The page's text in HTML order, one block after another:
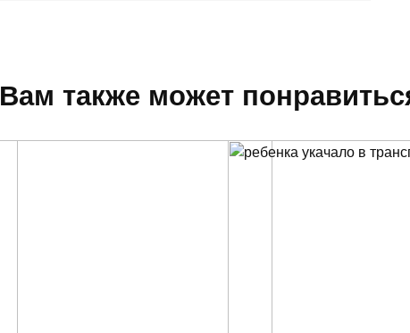
Вам также может